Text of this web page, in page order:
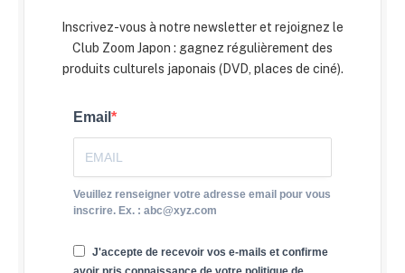
Inscrivez-vous à notre newsletter et rejoignez le
Club Zoom Japon : gagnez régulièrement des
produits culturels japonais (DVD, places de ciné).
Email
Veuillez renseigner votre adresse email pour vous
inscrire. Ex. : abc@xyz.com
J'accepte de recevoir vos e-mails et confirme